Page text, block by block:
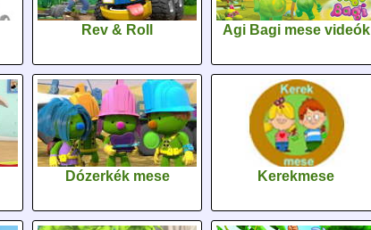
Rev & Roll Agi Bagi mese videók
Dózerkék mese Kerekmese